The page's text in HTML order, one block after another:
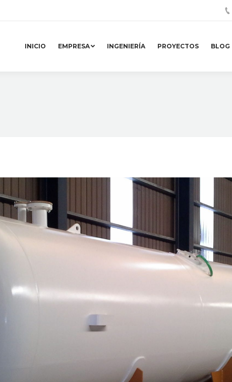
INICIO EMPRESA INGENIERÍA PROYECTOS BLOG